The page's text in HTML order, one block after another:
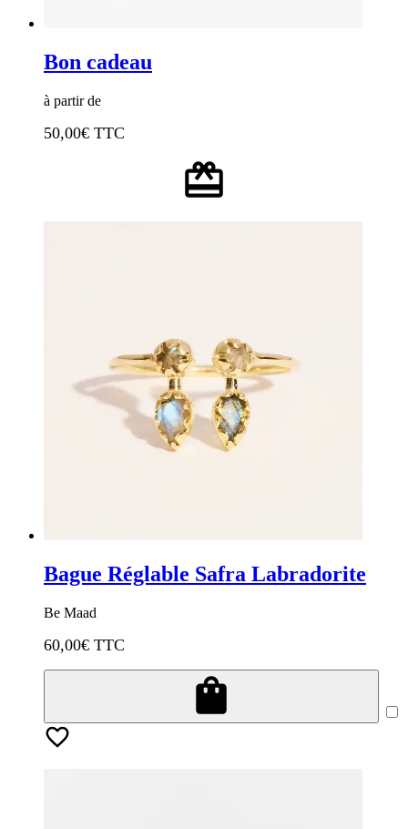
Bon cadeau
à partir de
50,00€ TTC
Bague Réglable Safra Labradorite
Be Maad
60,00€ TTC